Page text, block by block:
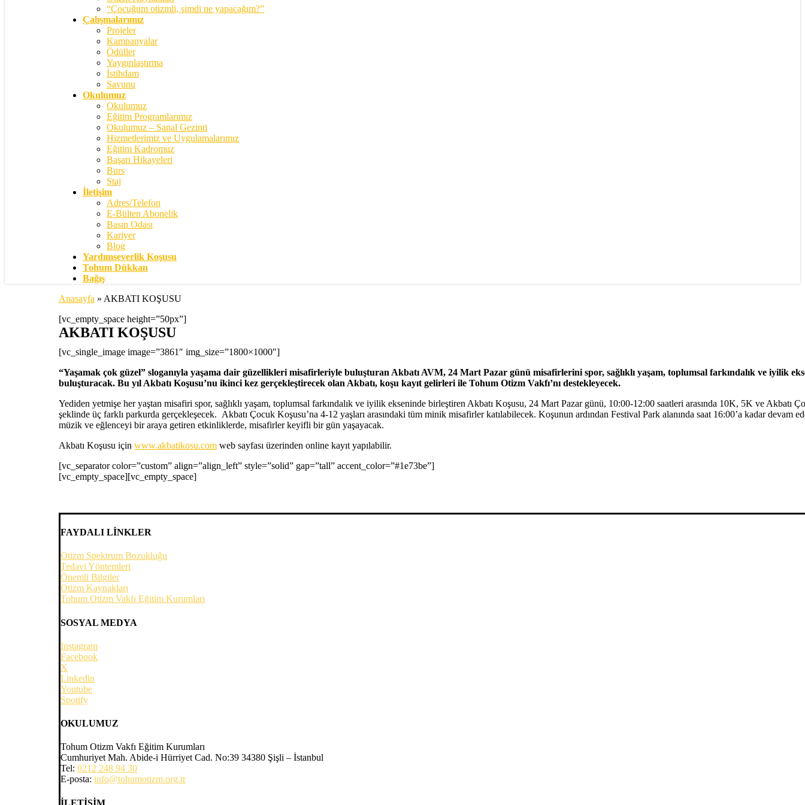
“Çocuğum otizmli, şimdi ne yapacağım?”
Çalışmalarımız
Projeler
Kampanyalar
Ödüller
Yaygınlaştırma
İstihdam
Savunu
Okulumuz
Okulumuz
Eğitim Programlarımız
Okulumuz – Sanal Gezinti
Hizmetlerimiz ve Uygulamalarımız
Eğitim Kadromuz
Başarı Hikayeleri
Burs
Staj
İletişim
Adres/Telefon
E-Bülten Abonelik
Basın Odası
Kariyer
Blog
Yardımseverlik Koşusu
Tohum Dükkan
Bağış
Anasayfa » AKBATI KOŞUSU
[vc_empty_space height=”50px”]
AKBATI KOŞUSU
[vc_single_image image=”3861″ img_size=”1800×1000″]
“Yaşamak çok güzel” sloganıyla yaşama dair güzellikleri misafirleriyle buluşturan Akbatı AVM, 24 Mart Pazar günü misafirlerini spor, sağlıklı yaşam, toplumsal farkındalık ve iyilik
buluşturacak. Bu yıl Akbatı Koşusu’nu ikinci kez gerçekleştirecek olan Akbatı, koşu kayıt gelirleri ile Tohum Otizm Vakfı’nı destekleyecek.
Yediden yetmişe her yaştan misafiri spor, sağlıklı yaşam, toplumsal farkındalık ve iyilik ekseninde birleştiren Akbatı Koşusu, 24 Mart Pazar günü, 10:00-12:00 saatleri arasında 10K, 5K ve Akbatı
şeklinde üç farklı parkurda gerçekleşecek. Akbatı Çocuk Koşusu’na 4-12 yaşları arasındaki tüm minik misafirler katılabilecek. Koşunun ardından Festival Park alanında saat 16:00’a kadar devam
müzik ve eğlenceyi bir araya getiren etkinliklerde, misafirler keyifli bir gün yaşayacak.
Akbatı Koşusu için www.akbatikosu.com web sayfası üzerinden online kayıt yapılabilir.
[vc_separator color=”custom” align=”align_left” style=”solid” gap=”tall” accent_color=”#1e73be”]
[vc_empty_space][vc_empty_space]
FAYDALI LİNKLER
Otizm Spektrum Bozukluğu
Tedavi Yöntemleri
Önemli Bilgiler
Otizm Kaynakları
Tohum Otizm Vakfı Eğitim Kurumları
SOSYAL MEDYA
Instagram
Facebook
X
Linkedin
Youtube
Spotify
OKULUMUZ
Tohum Otizm Vakfı Eğitim Kurumları
Cumhuriyet Mah. Abide-i Hürriyet Cad. No:39 34380 Şişli – İstanbul
Tel: 0212 248 94 30
E-posta: info@tohumotizm.org.tr
İLETİŞİM